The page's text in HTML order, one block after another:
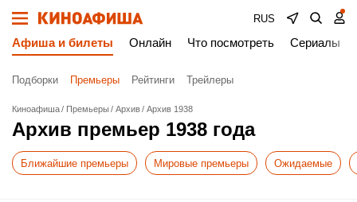
RUS
Афиша и билеты Онлайн Что посмотреть Сериалы
Подборки Премьеры Рейтинги Трейлеры
Киноафиша Премьеры Архив Архив 1938
Архив премьер 1938 года
Ближайшие премьеры Мировые премьеры Ожидаемые